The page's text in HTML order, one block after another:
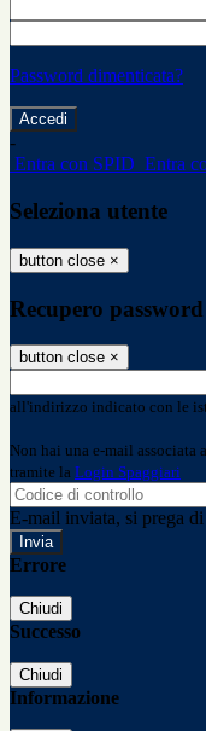
Password dimenticata?
-
Entra con SPID Entra
Seleziona utente
button close ×
Recupero password
button close ×
all'indirizzo indicato con le
Non hai una e-mail associata
tramite la Login Spaggiari
E-mail inviata, si prega
Errore
Chiudi
Successo
Chiudi
Informazione